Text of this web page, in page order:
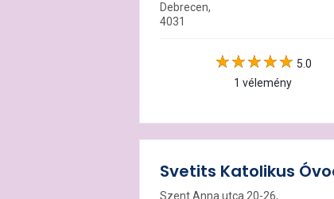
Debrecen,
4031
5.0
1 vélemény
Svetits Katolikus
Szent Anna utca 20-26,